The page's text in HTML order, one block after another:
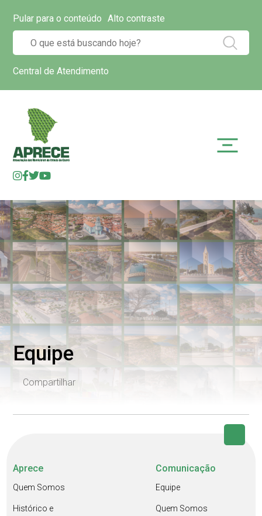
Pular para o conteúdo Alto contraste
Central de Atendimento
Equipe
Compartilhar
Aprece
Quem Somos
Histórico e
Comunicação
Equipe
Quem Somos